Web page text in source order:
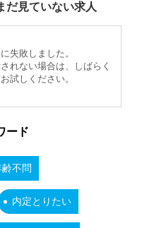
だ見ていない求人
失敗しました。
れない場合は、しばらく
試しください。
ード
不問
内定とりたい